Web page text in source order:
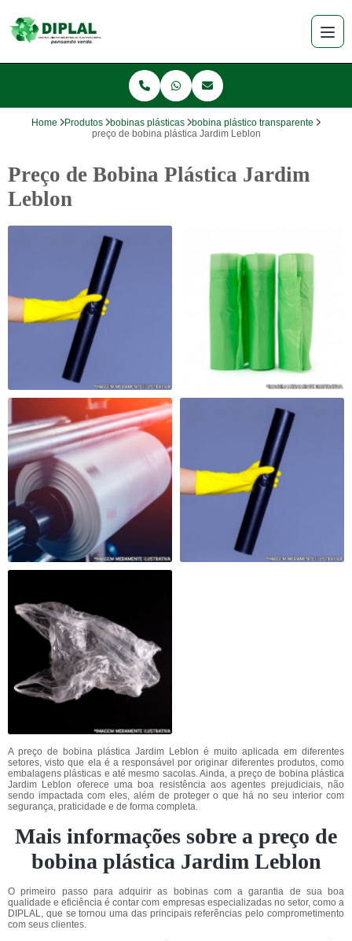
Home Produtos bobinas plásticas
bobina plástico transparente
preço de bobina plástica Jardim Leblon
Preço de Bobina Plástica Jardim
Leblon
A preço de bobina plástica Jardim Leblon é muito aplicada em diferentes
setores, visto que ela é a responsável por originar diferentes produtos, como
embalagens plásticas e até mesmo sacolas. Ainda, a preço de bobina plástica
Jardim Leblon oferece uma boa resistência aos agentes prejudiciais, não
sendo impactada com eles, além de proteger o que há no seu interior com
segurança, praticidade e de forma completa.
Mais informações sobre a preço de
bobina plástica Jardim Leblon
O primeiro passo para adquirir as bobinas com a garantia de sua boa
qualidade e eficiência é contar com empresas especializadas no setor, como a
DIPLAL, que se tornou uma das principais referências pelo comprometimento
com seus clientes.